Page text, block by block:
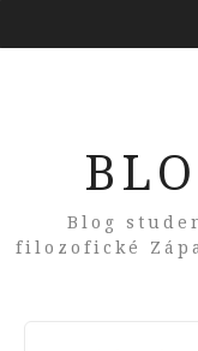
Blog
filozofické